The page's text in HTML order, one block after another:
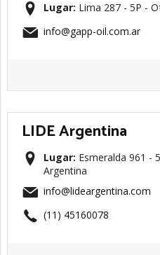
Lugar: Lima 287 - 5P -
info@gapp-oil.com.ar
LIDE Argentina
Lugar: Esmeralda 961 -
Argentina
info@lideargentina.com
(11) 45160078